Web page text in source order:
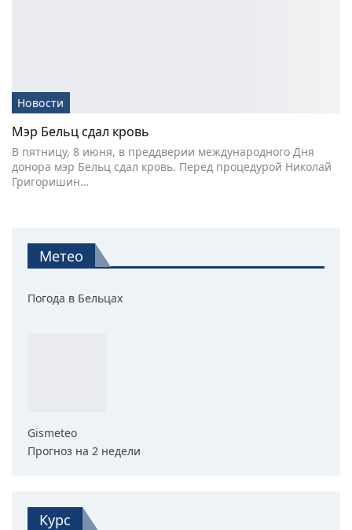
Новости
Мэр Бельц сдал кровь
В пятницу, 8 июня, в преддверии международного Дня
донора мэр Бельц сдал кровь. Перед процедурой Николай
Григоришин…
Метео
Погода в Бельцах
Gismeteo
Прогноз на 2 недели
Курс